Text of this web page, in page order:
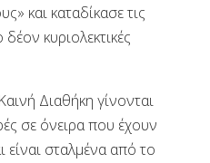
και καταδίκασε τις
κυριολεκτικές
Διαθήκη γίνονται
σε όνειρα που έχουν
είναι σταλμένα από το